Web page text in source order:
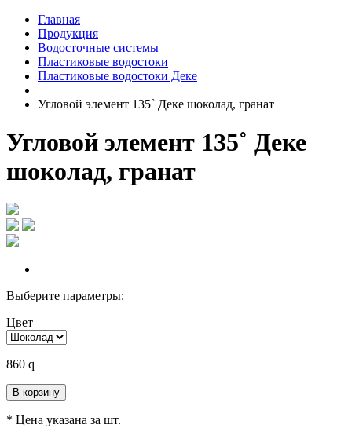
Главная
Продукция
Водосточные системы
Пластиковые водостоки
Пластиковые водостоки Деке
Угловой элемент 135˚ Деке шоколад, гранат
Угловой элемент 135˚ Деке
шоколад, гранат
Выберите параметры:
Цвет
860 q
В корзину
* Цена указана за шт.